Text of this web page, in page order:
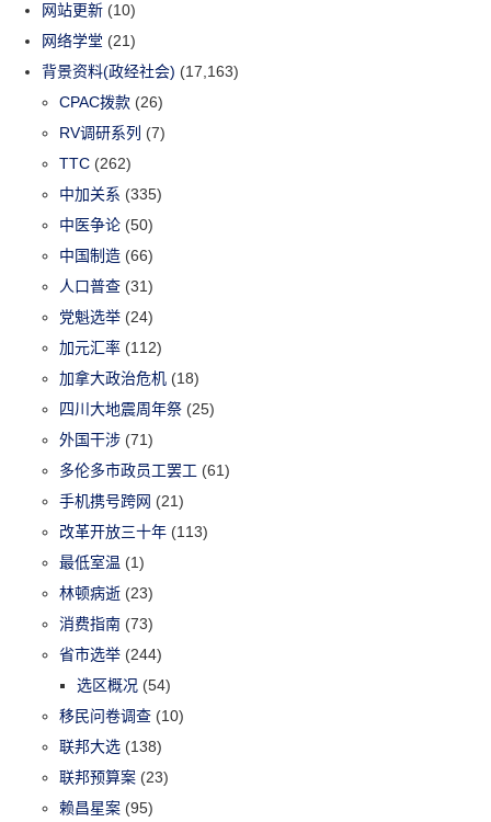
网站更新 (10)
网络学堂 (21)
背景资料(政经社会) (17,163)
CPAC拨款 (26)
RV调研系列 (7)
TTC (262)
中加关系 (335)
中医争论 (50)
中国制造 (66)
人口普查 (31)
党魁选举 (24)
加元汇率 (112)
加拿大政治危机 (18)
四川大地震周年祭 (25)
外国干涉 (71)
多伦多市政员工罢工 (61)
手机携号跨网 (21)
改革开放三十年 (113)
最低室温 (1)
林顿病逝 (23)
消费指南 (73)
省市选举 (244)
选区概况 (54)
移民问卷调查 (10)
联邦大选 (138)
联邦预算案 (23)
赖昌星案 (95)